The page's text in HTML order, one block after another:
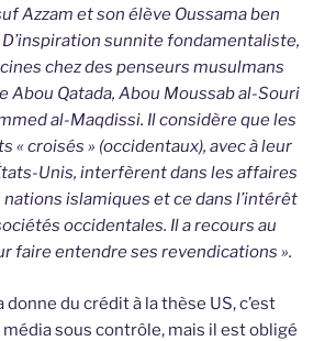
Azzam et son élève Oussama ben
D’inspiration sunnite fondamentaliste,
chez des penseurs musulmans
Abou Qatada, Abou Moussab al-Souri
al-Maqdissi. Il considère que les
« croisés » (occidentaux), avec à leur
Unis, interfèrent dans les affaires
islamiques et ce dans l’intérêt
occidentales. Il a recours au
faire entendre ses revendications ».
du crédit à la thèse US, c’est
sous contrôle, mais il est obligé